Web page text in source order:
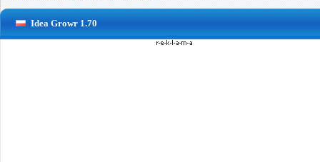
Idea Growr 1.70